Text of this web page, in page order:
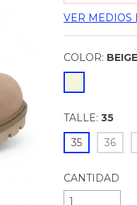
VER MEDIOS
COLOR: BEIGE
TALLE: 35
35
36
CANTIDAD